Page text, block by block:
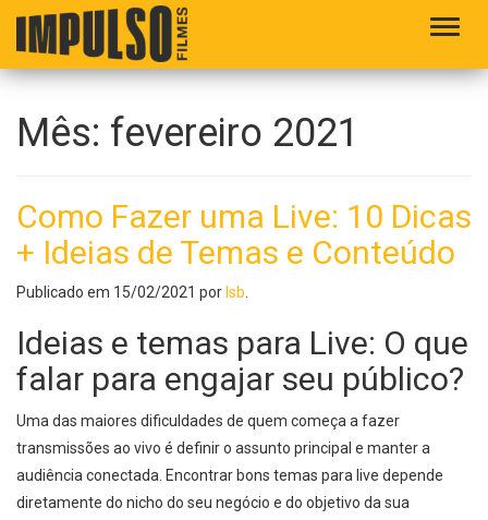
Mês: fevereiro 2021
Como Fazer uma Live: 10 Dicas
+ Ideias de Temas e Conteúdo
Publicado em 15/02/2021 por lsb.
Ideias e temas para Live: O que
falar para engajar seu público?
Uma das maiores dificuldades de quem começa a fazer
transmissões ao vivo é definir o assunto principal e manter a
audiência conectada. Encontrar bons temas para live depende
diretamente do nicho do seu negócio e do objetivo da sua